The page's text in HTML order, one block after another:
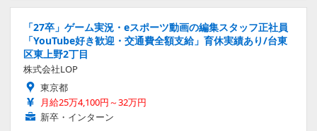
「27卒」ゲーム実況・eスポーツ動画の編集スタッフ正社員
「YouTube好き歓迎・交通費全額支給」育休実績あり/台東
区東上野2丁目
株式会社LOP
東京都
月給25万4,100円～32万円
新卒・インターン